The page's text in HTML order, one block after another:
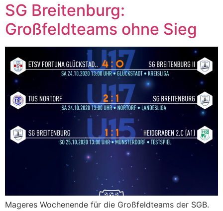
SG Breitenburg:
Großfeldteams ohne Sieg
Mageres Wochenende für die Großfeldteams der SGB.